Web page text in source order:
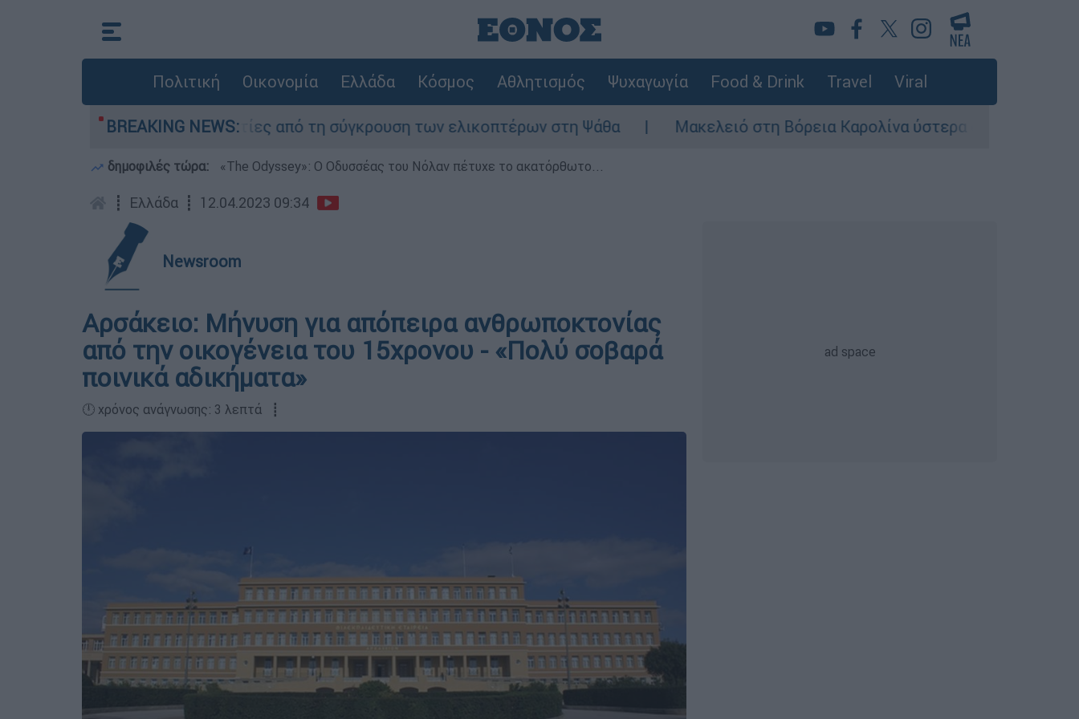
Πολιτική Οικονομία Ελλάδα Κόσμος Αθλητισμός Ψυχαγωγία Food & Drink Travel Viral
BREAKING NEWS:
οι δύο τραυματίες από τη σύγκρουση των ελικοπτέρων στη Ψάθα Μακελειό στη Βόρεια Καρολίνα ύστερα από πυροβολισμούς:
δημοφιλές τώρα: «Τhe Odyssey»: Ο Οδυσσέας του Νόλαν πέτυχε το ακατόρθωτο...
┋ Ελλάδα ┋ 12.04.2023 09:34
Newsroom
Αρσάκειο: Μήνυση για απόπειρα ανθρωποκτονίας
από την οικογένεια του 15χρονου - «Πολύ σοβαρά
ποινικά αδικήματα»
🕛 χρόνος ανάγνωσης: 3 λεπτά ┋